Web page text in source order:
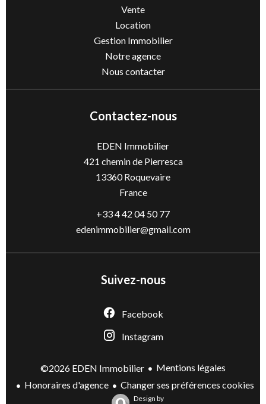
Vente
Location
Gestion Immobilier
Notre agence
Nous contacter
Contactez-nous
EDEN Immobilier
421 chemin de Pierresca
13360Roquevaire
France
+33 4 42 04 50 77
edenimmobilier@gmail.com
Suivez-nous
Facebook
Instagram
©2026 EDEN Immobilier
Mentions légales
Honoraires d'agence
Changer ses préférences cookies
Design by